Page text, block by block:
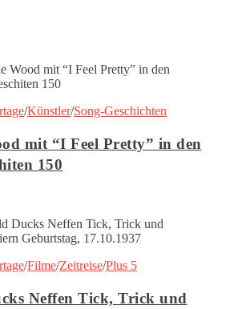
/Künstler/Song-Geschichten
mit “I Feel Pretty” in den
150
/Filme/Zeitreise/Plus 5
Neffen Tick, Trick und